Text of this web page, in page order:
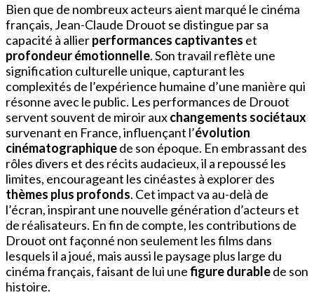
Bien que de nombreux acteurs aient marqué le cinéma
français, Jean-Claude Drouot se distingue par sa
capacité à allierperformances captivantes et
profondeur émotionnelle. Son travail reflète une
signification culturelle unique, capturant les
complexités de l’expérience humaine d’une manière qui
résonne avec le public. Les performances de Drouot
servent souvent de miroir auxchangements sociétaux
survenant en France, influençant l’évolution
cinématographiquede son époque. En embrassant des
rôles divers et des récits audacieux, il a repoussé les
limites, encourageant les cinéastes à explorer des
thèmes plus profonds. Cet impact va au-delà de
l’écran, inspirant une nouvelle génération d’acteurs et
de réalisateurs. En fin de compte, les contributions de
Drouot ont façonné non seulement les films dans
lesquels il a joué, mais aussi le paysage plus large du
cinéma français, faisant de lui unefigure durablede son
histoire.